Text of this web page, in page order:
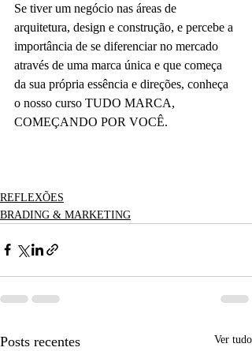
Se tiver um negócio nas áreas de
arquitetura, design e construção, e percebe a
importância de se diferenciar no mercado
através de uma marca única e que começa
da sua própria essência e direções, conheça
o nosso curso TUDO MARCA,
COMEÇANDO POR VOCÊ.
REFLEXÕES
BRADING & MARKETING
Posts recentes Ver tudo